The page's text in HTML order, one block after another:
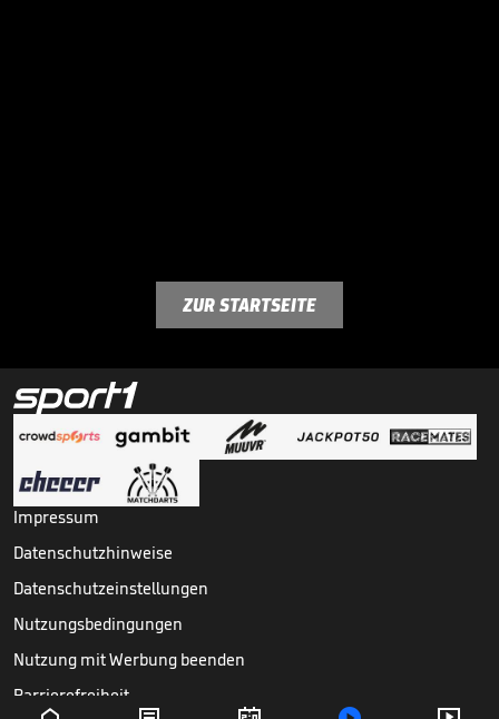
ZUR STARTSEITE
Impressum
Datenschutzhinweise
Datenschutzeinstellungen
Nutzungsbedingungen
Nutzung mit Werbung beenden
Barrierefreiheit